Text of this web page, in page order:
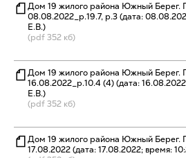
Дом 19 жилого района Южный Берег.
08.08.2022_р.19.7, р.3 (дата:
Е.В.)
(pdf 352 кб)
Дом 19 жилого района Южный Берег.
16.08.2022_р.10.4 (4) (дата:
Е.В.)
(pdf 352 кб)
Дом 19 жилого района Южный Берег.
17.08.2022 (дата: 17.08.2022; время: